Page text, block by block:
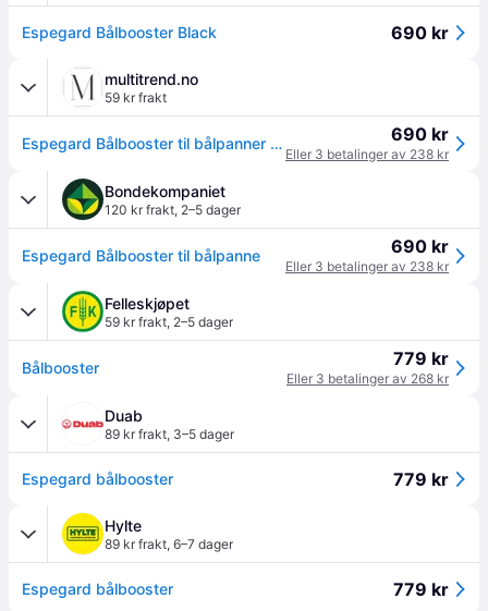
Espegard Bålbooster Black 690 kr
multitrend.no
59 kr frakt
Espegard Bålbooster til bålpanner og fyrfat (340-6190) 690 kr
Eller 3 betalinger av 238 kr
Bondekompaniet
120 kr frakt, 2–5 dager
Espegard Bålbooster til bålpanne 690 kr
Eller 3 betalinger av 238 kr
Felleskjøpet
59 kr frakt, 2–5 dager
Bålbooster 779 kr
Eller 3 betalinger av 268 kr
Duab
89 kr frakt, 3–5 dager
Espegard bålbooster 779 kr
Hylte
89 kr frakt, 6–7 dager
Espegard bålbooster 779 kr